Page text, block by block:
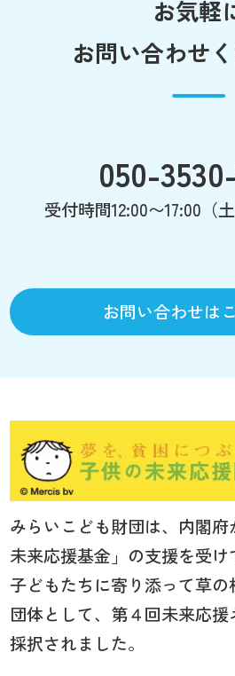
お気軽
お問い合わせく
050-
受付時間12:00〜17:00（
お問い合わせは
みらいこども財団は、内閣
未来応援基金」の支援を受け
子どもたちに寄り添って草
団体として、第４回未来応
採択されました。